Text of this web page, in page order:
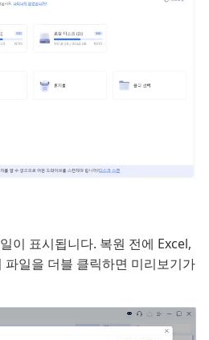
이 표시됩니다. 복원 전에 Excel,
일을 더블 클릭하면 미리보기가